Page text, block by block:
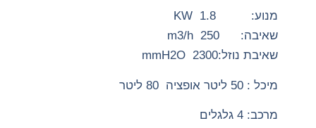
מנוע: 1.8 KW
שאיבה: 250 m3/h
שאיבת נוזל:2300 mmH2O
מיכל : 50 ליטר אופציה 80 ליטר
מרכב: 4 גלגלים